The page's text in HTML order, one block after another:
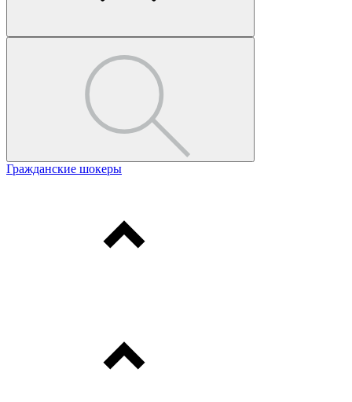
Гражданские шокеры